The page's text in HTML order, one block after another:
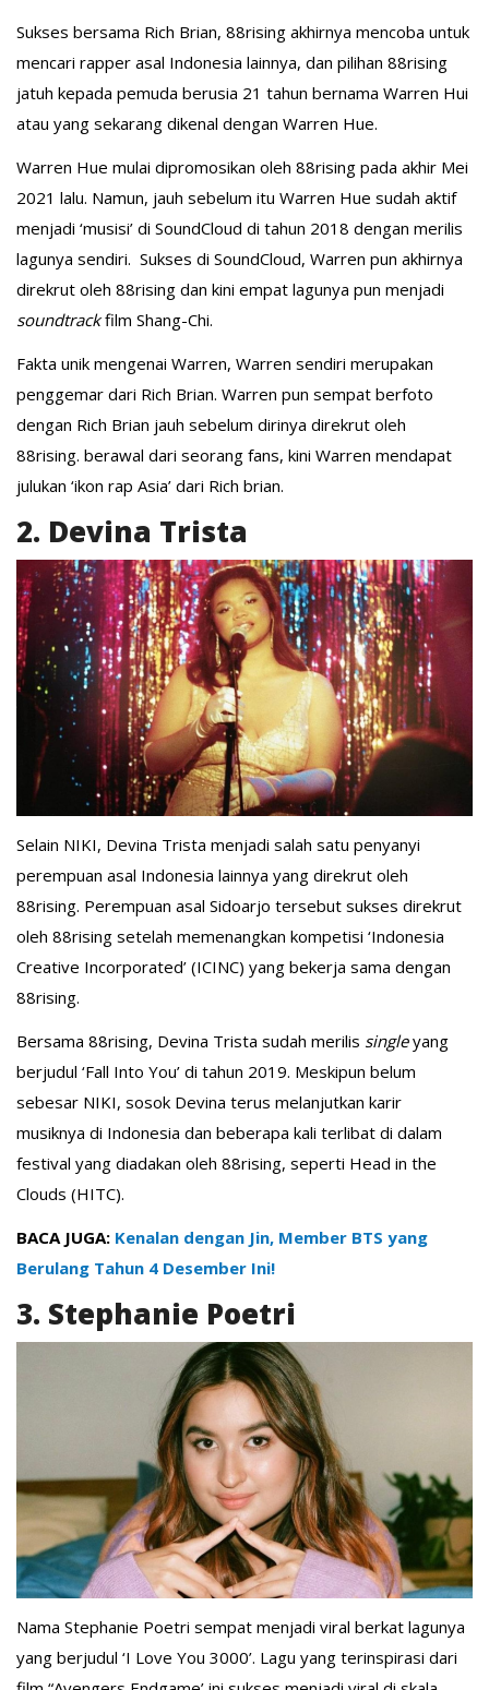
Sukses bersama Rich Brian, 88rising akhirnya mencoba untuk
mencari rapper asal Indonesia lainnya, dan pilihan 88rising
jatuh kepada pemuda berusia 21 tahun bernama Warren Hui
atau yang sekarang dikenal dengan Warren Hue.
Warren Hue mulai dipromosikan oleh 88rising pada akhir Mei
2021 lalu. Namun, jauh sebelum itu Warren Hue sudah aktif
menjadi ‘musisi’ di SoundCloud di tahun 2018 dengan merilis
lagunya sendiri. Sukses di SoundCloud, Warren pun akhirnya
direkrut oleh 88rising dan kini empat lagunya pun menjadi
soundtrackfilm Shang-Chi.
Fakta unik mengenai Warren, Warren sendiri merupakan
penggemar dari Rich Brian. Warren pun sempat berfoto
dengan Rich Brian jauh sebelum dirinya direkrut oleh
88rising. berawal dari seorang fans, kini Warren mendapat
julukan ‘ikon rap Asia’ dari Rich brian.
2. Devina Trista
Selain NIKI, Devina Trista menjadi salah satu penyanyi
perempuan asal Indonesia lainnya yang direkrut oleh
88rising. Perempuan asal Sidoarjo tersebut sukses direkrut
oleh 88rising setelah memenangkan kompetisi ‘Indonesia
Creative Incorporated’ (ICINC) yang bekerja sama dengan
88rising.
Bersama 88rising, Devina Trista sudah merilis singleyang
berjudul ‘Fall Into You’ di tahun 2019. Meskipun belum
sebesar NIKI, sosok Devina terus melanjutkan karir
musiknya di Indonesia dan beberapa kali terlibat di dalam
festival yang diadakan oleh 88rising, seperti Head in the
Clouds (HITC).
BACA JUGA: Kenalan dengan Jin, Member BTS yang
Berulang Tahun 4 Desember Ini!
3. Stephanie Poetri
Nama Stephanie Poetri sempat menjadi viral berkat lagunya
yang berjudul ‘I Love You 3000’. Lagu yang terinspirasi dari